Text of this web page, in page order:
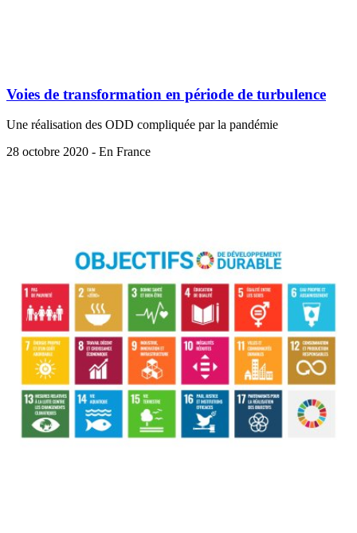
Voies de transformation en période de turbulence
Une réalisation des ODD compliquée par la pandémie
28 octobre 2020 - En France